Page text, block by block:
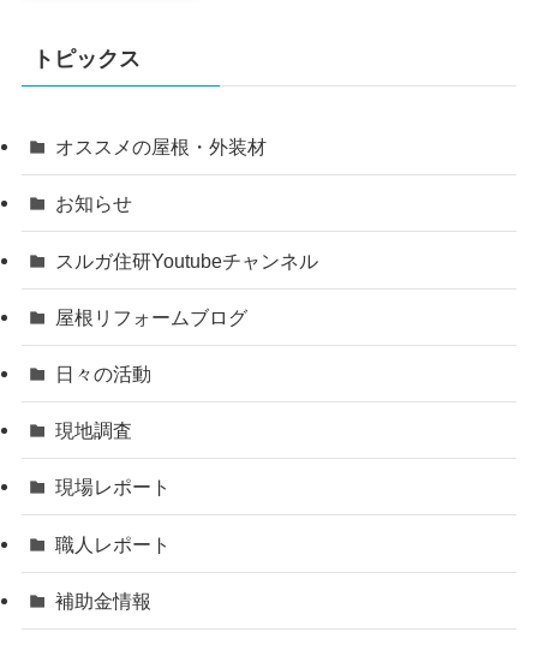
トピックス
オススメの屋根・外装材
お知らせ
スルガ住研Youtubeチャンネル
屋根リフォームブログ
日々の活動
現地調査
現場レポート
職人レポート
補助金情報